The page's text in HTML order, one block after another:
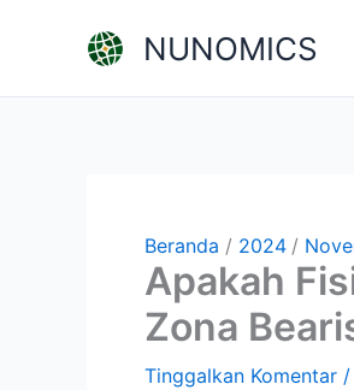
NUNOMICS
Beranda 2024
Apakah
Zona
Tinggalkan Komentar /